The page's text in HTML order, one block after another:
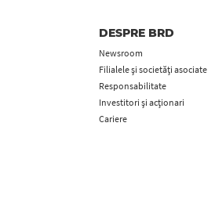
DESPRE BRD
Newsroom
Filialele și societăți asociate
Responsabilitate
Investitori și acționari
Cariere